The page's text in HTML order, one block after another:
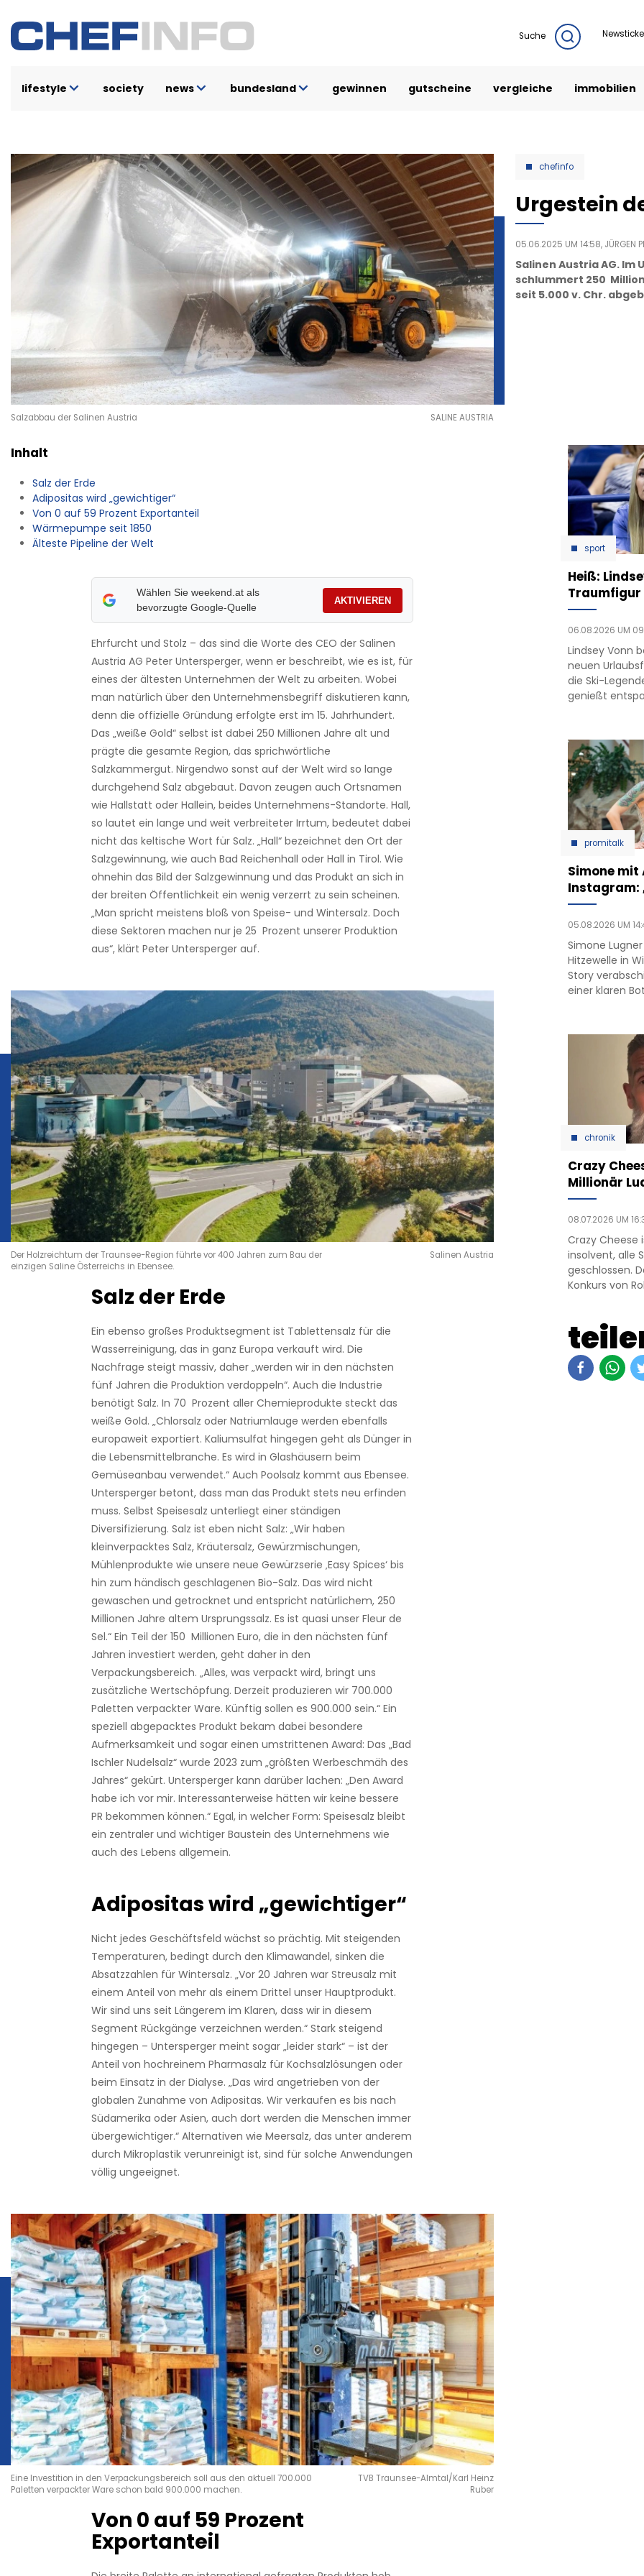
zum
Inhalt
Suche
lifestyle society news bundesland gewinnen gutscheine vergleiche immobilien
Salzabbau der Salinen Austria SALINE AUSTRIA
chefinfo
Urgestein
05.06.2025 UM 14:58, JÜRGEN
Salinen Austria AG.
schlummert 250
seit 5.000 v. Chr.
Inhalt
Salz der Erde
Adipositas wird „gewichtiger“
Von 0 auf 59 Prozent Exportanteil
Wärmepumpe seit 1850
Älteste Pipeline der Welt
Wählen Sie weekend.at als
bevorzugte Google-Quelle
AKTIVIEREN
Ehrfurcht und Stolz – das sind die ­Worte des CEO der Salinen
Austria AG Peter Untersperger, wenn er beschreibt, wie es ist, für
eines der ältesten Unternehmen der Welt zu arbeiten. Wobei
man natürlich über den Unternehmensbegriff diskutieren kann,
denn die offizielle Gründung erfolgte erst im 15. Jahrhundert.
Das „weiße Gold“ selbst ist dabei 250 Millionen Jahre alt und
prägte die gesamte Region, das sprichwörtliche
Salzkammergut. Nirgendwo sonst auf der Welt wird so lange
durchgehend Salz abgebaut. Davon zeugen auch Ortsnamen
wie Hallstatt oder Hallein, beides Unternehmens-Standorte. Hall,
so lautet ein lange und weit verbreiteter Irrtum, bedeutet dabei
nicht das keltische Wort für Salz. „Hall“ bezeichnet den Ort der
Salzgewinnung, wie auch Bad Reichenhall oder Hall in Tirol. Wie
ohnehin das Bild der Salzgewinnung und das Produkt an sich in
der breiten Öffentlichkeit ein wenig verzerrt zu sein scheinen.
„Man spricht meistens bloß von Speise- und Wintersalz. Doch
diese Sektoren machen nur je 25 Prozent unserer Produktion
aus“, klärt Peter Untersperger auf.
Der Holzreichtum der Traunsee-Region führte vor 400 Jahren zum Bau der
einzigen Saline Österreichs in Ebensee.
Salinen Austria
Salz der Erde
Ein ebenso großes Produktsegment ist Tablettensalz für die
Wasserreinigung, das in ganz Europa verkauft wird. Die
Nachfrage steigt massiv, daher „werden wir in den nächsten
fünf Jahren die Produktion verdoppeln“. Auch die Industrie
benötigt Salz. In 70 Prozent aller Chemieprodukte steckt das
weiße Gold. „Chlorsalz oder Natriumlauge werden ebenfalls
europaweit exportiert. Kaliumsulfat hingegen geht als Dünger in
die Lebensmittelbranche. Es wird in Glashäusern beim
Gemüseanbau verwendet.“ Auch Poolsalz kommt aus Ebensee.
Untersperger betont, dass man das Produkt stets neu erfinden
muss. Selbst Speisesalz unterliegt einer ständigen
Diversifizierung. Salz ist eben nicht Salz: „Wir haben
kleinverpacktes Salz, Kräutersalz, Gewürzmischungen,
Mühlenprodukte wie unsere neue Gewürzserie ‚Easy ­Spices‘ bis
hin zum händisch geschlagenen Bio-Salz. Das wird nicht
gewaschen und getrocknet und entspricht natürlichem, 250
Millionen Jahre altem Ursprungssalz. Es ist quasi unser Fleur de
Sel.“ Ein Teil der 150 Millionen Euro, die in den nächsten fünf
Jahren investiert werden, geht daher in den
Verpackungsbereich. „Alles, was verpackt wird, bringt uns
zusätzliche Wertschöpfung. Derzeit produzieren wir 700.000
Paletten verpackter Ware. Künftig sollen es 900.000 sein.“ Ein
speziell abgepacktes Produkt bekam dabei besondere
Aufmerksamkeit und sogar einen umstrittenen Award: Das „Bad
Ischler Nudelsalz“ wurde 2023 zum „größten Werbeschmäh des
Jahres“ gekürt. Untersperger kann darüber lachen: „Den Award
habe ich vor mir. Interessanterweise hätten wir keine bessere
PR bekommen können.“ Egal, in welcher Form: Speisesalz bleibt
ein zentraler und wichtiger Baustein des Unternehmens wie
auch des Lebens allgemein.
Adipositas wird „gewichtiger“
Nicht jedes Geschäftsfeld wächst so prächtig. Mit steigenden
Temperaturen, bedingt durch den Klimawandel, sinken die
Absatzzahlen für Wintersalz. „Vor 20 Jahren war Streusalz mit
einem Anteil von mehr als einem Drittel unser Hauptprodukt.
Wir sind uns seit Längerem im Klaren, dass wir in diesem
Segment Rückgänge verzeichnen werden.“ Stark steigend
hingegen – Untersperger meint sogar „leider stark“ – ist der
Anteil von hochreinem Pharmasalz für Kochsalzlösungen oder
beim Einsatz in der Dialyse. „Das wird angetrieben von der
globalen Zunahme von Adipositas. Wir verkaufen es bis nach
Südamerika oder Asien, auch dort werden die Menschen immer
übergewichtiger.“ Alternativen wie Meersalz, das unter anderem
durch Mikroplastik verunreinigt ist, sind für solche Anwendungen
völlig ungeeignet.
Eine Investition in den Verpackungsbereich soll aus den aktuell 700.000
Paletten verpackter Ware schon bald 900.000 machen.
TVB Traunsee-Almtal/Karl Heinz
Ruber
Von 0 auf 59 Prozent
Exportanteil
sport
Heiß:
Traumfigur
06.08.2026 UM
Lindsey Vonn
neuen
die Ski-
genießt
promitalk
Simone mit
Instagram:
05.08.2026 UM
Simone
Hitzewelle in
Story
einer klaren
chronik
Crazy
Millionär
08.07.2026 UM
Crazy Cheese
insolvent, alle
geschlossen.
Konkurs von